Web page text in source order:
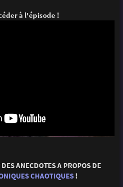
à l'épisode !
ANECDOTES A PROPOS DE
CHAOTIQUES!